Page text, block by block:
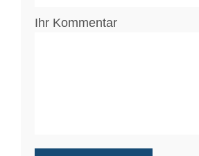
Ihr Kommentar